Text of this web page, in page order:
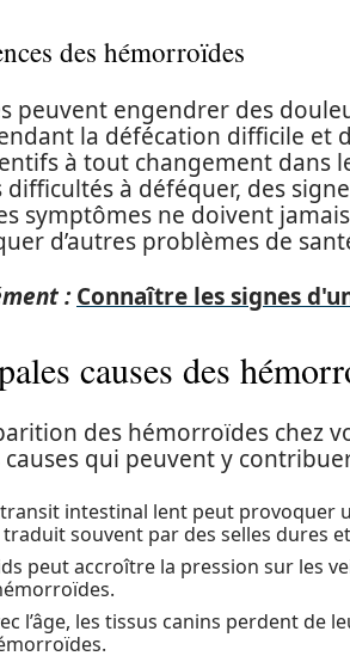
des hémorroïdes
peuvent engendrer des
la défécation difficile et
à tout changement dans
à déféquer, des
symptômes ne doivent
d’autres problèmes de
: Connaître les signes
causes des
des hémorroïdes chez
qui peuvent y
intestinal lent peut provoquer
souvent par des selles dures
peut accroître la pression sur les
l’âge, les tissus canins perdent de